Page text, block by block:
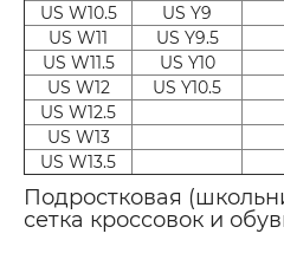
US W10.5
US Y9
US W11
US Y9.5
US W11.5
US Y10
US W12
US Y10.5
US W12.5
US W13
US W13.5
Подростковая
сетка кроссовок и